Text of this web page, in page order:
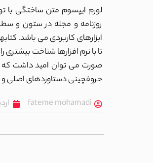
لورم ایپسوم متن ساختگی با
روزنامه و مجله در ستون و
ابزارهای کاربردی می باشد.
تا با نرم افزارها شناخت
صورت می توان امید داشت که
حروفچینی دستاوردهای اصلی و
fateme mohamadi